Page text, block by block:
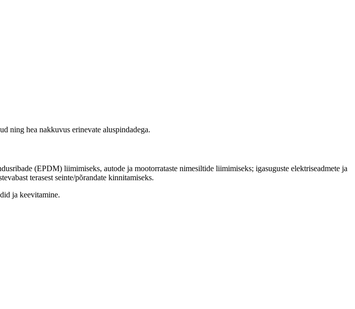
ning hea nakkuvus erinevate aluspindadega.
(EPDM) liimimiseks, autode ja mootorrataste nimesiltide liimimiseks; igasuguste elektriseadmete ja
terasest seinte/põrandate kinnitamiseks.
ja keevitamine.